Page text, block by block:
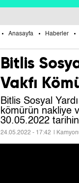
Anasayfa Haberler
Bitlis
Vakfı
Bitlis Sosyal
kömürün nakliye
30.05.2022
24.05.2022 - 17:42 |